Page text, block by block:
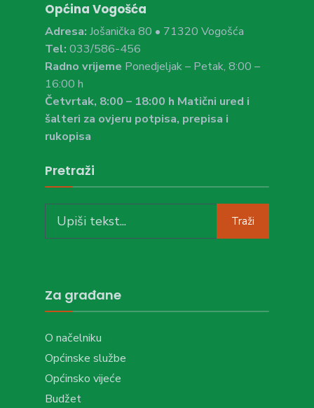
Općina Vogošća
Adresa: Jošanička 80 • 71320 Vogošća
Tel: 033/586-456
Radno vrijeme Ponedjeljak – Petak, 8:00 –
16:00 h
Četvrtak, 8:00 – 18:00 h Matični ured i
šalteri za ovjeru potpisa, prepisa i
rukopisa
Pretraži
Traži
Za građane
O načelniku
Općinske službe
Općinsko vijeće
Budžet